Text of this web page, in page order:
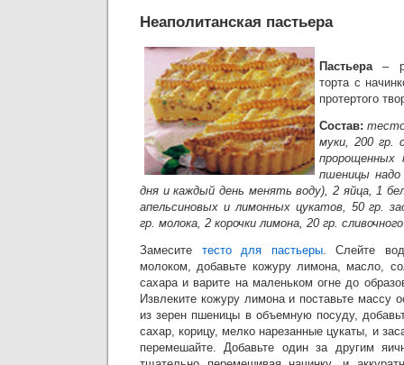
Неаполитанская пастьера
Пастьера–
торта с
протертого
Состав:
муки, 200 гр.
пророщенных
пшеницы
дня и каждый день менять воду), 2 яйца, 1
апельсиновых и лимонных цукатов, 50 гр.
гр. молока, 2 корочки лимона, 20 гр.
Замесите тесто для пастьеры. Слейте
молоком, добавьте кожуру лимона, масло,
сахара и варите на маленьком огне до
Извлеките кожуру лимона и поставьте массу
из зерен пшеницы в объемную посуду,
сахар, корицу, мелко нарезанные цукаты, и
перемешайте. Добавьте один за другим